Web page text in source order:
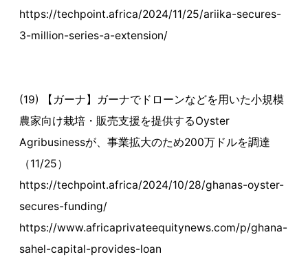
https://techpoint.africa/2024/11/25/ariika-secures-
3-million-series-a-extension/
(19) 【ガーナ】ガーナでドローンなどを用いた小規模
農家向け栽培・販売支援を提供するOyster
Agribusinessが、事業拡大のため200万ドルを調達
（11/25）
https://techpoint.africa/2024/10/28/ghanas-oyster-
secures-funding/
https://www.africaprivateequitynews.com/p/ghana-
sahel-capital-provides-loan